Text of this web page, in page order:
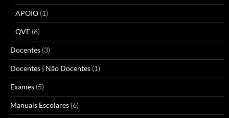
APOIO (1)
QVE (6)
Docentes (3)
Docentes | Não Docentes (1)
Exames (5)
Manuais Escolares (6)